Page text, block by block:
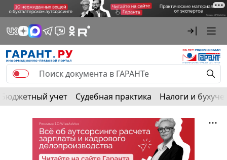
Бюджетный учет Судебная практика Налоги и